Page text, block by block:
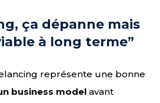
ça dépanne mais
à long terme”
représente une bonne
business model avant